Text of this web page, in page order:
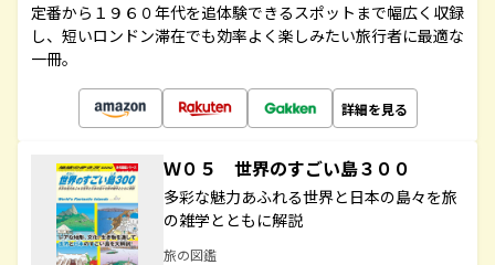
定番から１９６０年代を追体験できるスポットまで幅広く収録
し、短いロンドン滞在でも効率よく楽しみたい旅行者に最適な
一冊。
詳細を見る
Ｗ０５ 世界のすごい島３００
多彩な魅力あふれる世界と日本の島々を旅
の雑学とともに解説
旅の図鑑